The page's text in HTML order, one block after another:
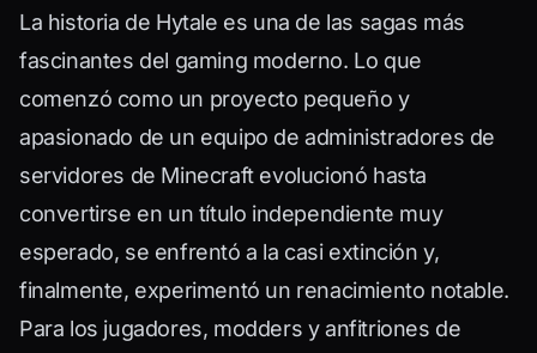
La historia de Hytale es una de las sagas más
fascinantes del gaming moderno. Lo que
comenzó como un proyecto pequeño y
apasionado de un equipo de administradores de
servidores de Minecraft evolucionó hasta
convertirse en un título independiente muy
esperado, se enfrentó a la casi extinción y,
finalmente, experimentó un renacimiento notable.
Para los jugadores, modders y anfitriones de